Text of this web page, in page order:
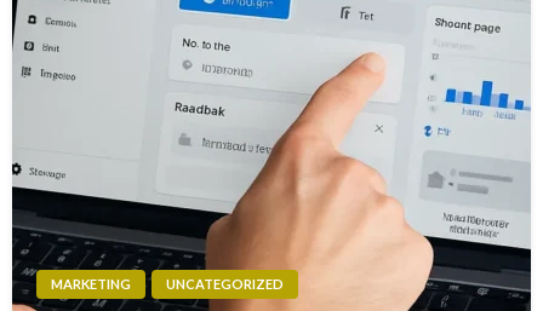
MARKETING UNCATEGORIZED